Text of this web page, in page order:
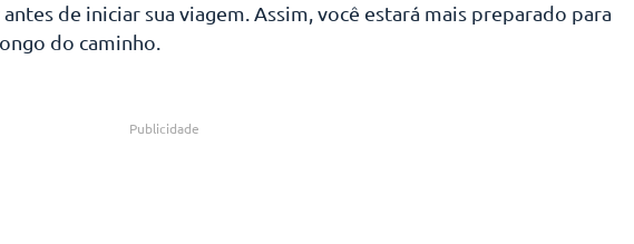
de iniciar sua viagem. Assim, você estará mais preparado para
do caminho.
Publicidade